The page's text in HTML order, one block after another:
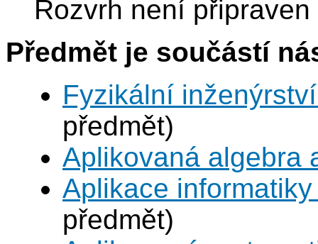
Rozvrh není připraven
Předmět je součástí
Fyzikální
předmět)
Aplikovaná algebra
Aplikace
předmět)